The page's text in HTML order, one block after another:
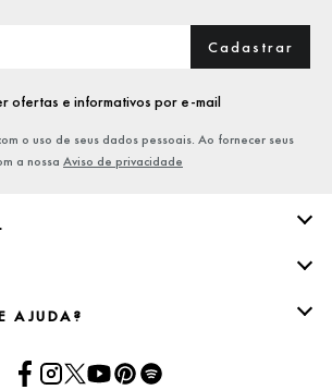
AJUDA?
Cadastrar
ofertas e informativos por e-mail
o uso de seus dados pessoais. Ao fornecer seus
a nossa Aviso de privacidade